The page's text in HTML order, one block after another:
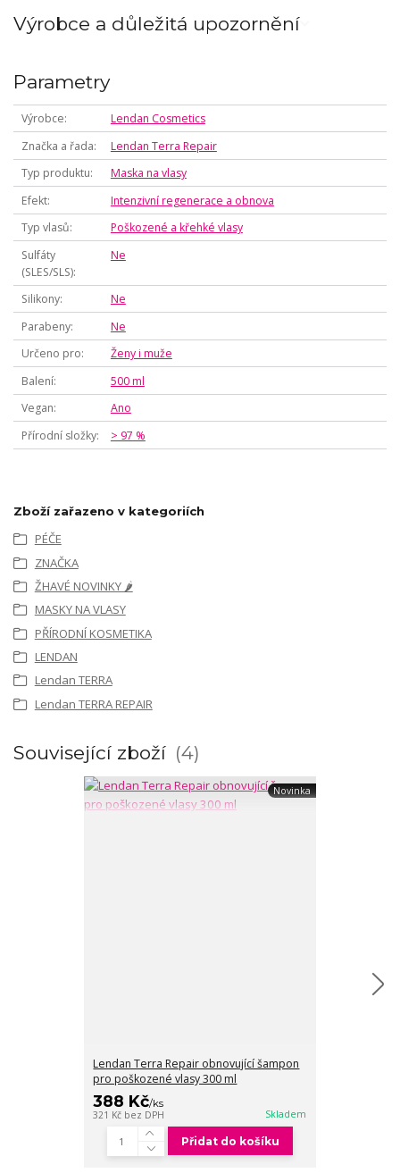
Výrobce a důležitá upozornění
Parametry
Výrobce
Lendan Cosmetics
Značka a řada
Lendan Terra Repair
Typ produktu
Maska na vlasy
Efekt
Intenzivní regenerace a obnova
Typ vlasů
Poškozené a křehké vlasy
Sulfáty
(SLES/SLS)
Ne
Silikony
Ne
Parabeny
Ne
Určeno pro
Ženy i muže
Balení
500 ml
Vegan
Ano
Přírodní složky
> 97 %
Zboží zařazeno v kategoriích
PÉČE
ZNAČKA
ŽHAVÉ NOVINKY 🌶️
MASKY NA VLASY
PŘÍRODNÍ KOSMETIKA
LENDAN
Lendan TERRA
Lendan TERRA REPAIR
Související zboží 4
Novinka
Lendan Terra Repair obnovující šampon
pro poškozené vlasy 300 ml
388 Kč/ks
321 Kč bez DPH Skladem
Přidat do košíku